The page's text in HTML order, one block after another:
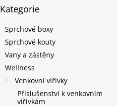
kategorie
Kategorie
Sprchové boxy
Sprchové kouty
Vany a zástěny
Wellness
Venkovní vířivky
Příslušenství k venkovním
vířivkám